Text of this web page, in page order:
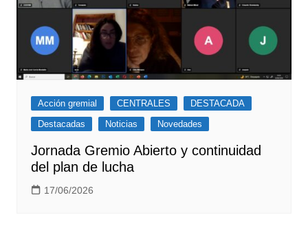
Acción gremial CENTRALES
DESTACADA
Destacadas
Noticias Novedades
Jornada Gremio Abierto y continuidad
del plan de lucha
17/06/2026